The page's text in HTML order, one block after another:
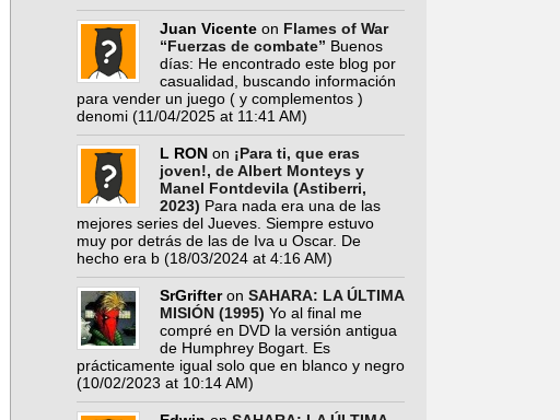
Juan Vicente on Flames of War
“Fuerzas de combate” Buenos
días: He encontrado este blog por
casualidad, buscando información
para vender un juego ( y complementos )
denomi (11/04/2025 at 11:41 AM)
L RON on ¡Para ti, que eras
joven!, de Albert Monteys y
Manel Fontdevila (Astiberri,
2023) Para nada era una de las
mejores series del Jueves. Siempre estuvo
muy por detrás de las de Iva u Oscar. De
hecho era b (18/03/2024 at 4:16 AM)
SrGrifteron SAHARA: LA ÚLTIMA
MISIÓN (1995) Yo al final me
compré en DVD la versión antigua
de Humphrey Bogart. Es
prácticamente igual solo que en blanco y negro
(10/02/2023 at 10:14 AM)